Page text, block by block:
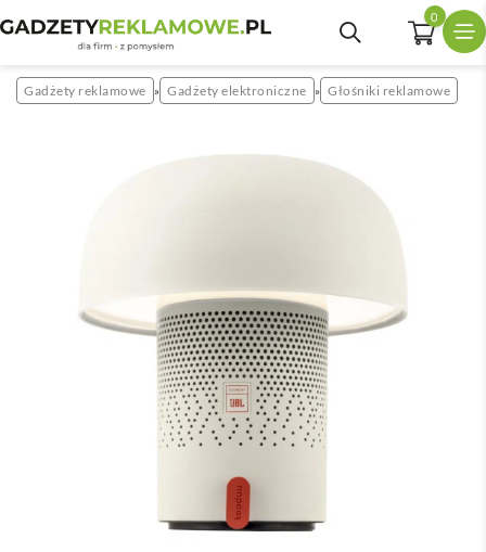
0
Gadżety reklamowe » Gadżety elektroniczne » Głośniki reklamowe